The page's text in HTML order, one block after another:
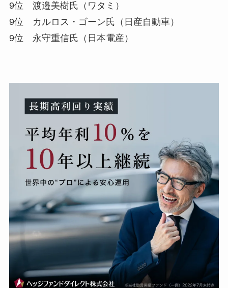
9位 渡邉美樹氏（ワタミ）
9位 カルロス・ゴーン氏（日産自動車）
9位 永守重信氏（日本電産）